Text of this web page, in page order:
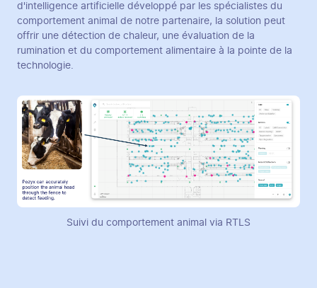
d'intelligence artificielle développé par les spécialistes du
comportement animal de notre partenaire, la solution peut
offrir une détection de chaleur, une évaluation de la
rumination et du comportement alimentaire à la pointe de la
technologie.
Suivi du comportement animal via RTLS